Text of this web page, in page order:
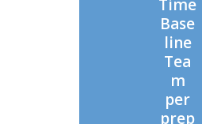
Time
Base
line
Tea
m
per
prep